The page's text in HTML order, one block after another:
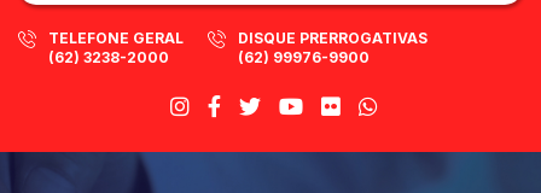
TELEFONE GERAL
(62) 3238-2000
DISQUE PRERROGATIVAS
(62) 99976-9900